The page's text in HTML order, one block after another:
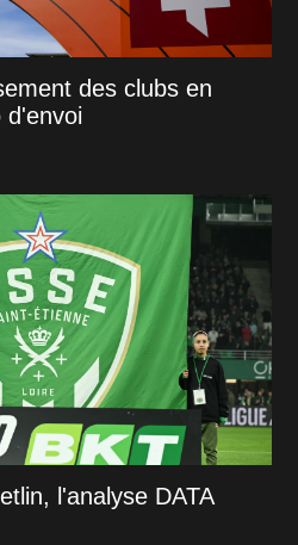
des clubs en
d'envoi
l'analyse DATA